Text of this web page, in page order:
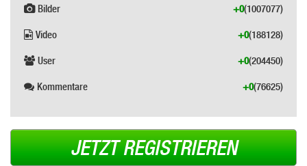
Bilder (1007077)
+0
Video (188128)
+0
User (204450)
+0
Kommentare (76625)
+0
JETZT REGISTRIEREN